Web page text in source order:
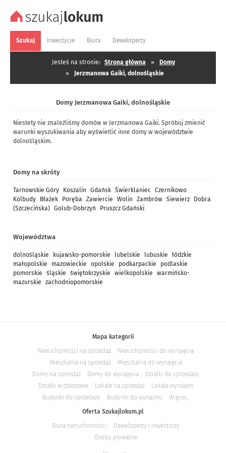
Szukaj Inwestycje Biura Deweloperzy
Jesteś na stronie: Strona główna »
Domy
»
Jerzmanowa Gaiki, dolnośląskie
Domy Jerzmanowa Gaiki, dolnośląskie
Niestety nie znaleźliśmy domów w Jerzmanowa Gaiki. Spróbuj zmienić
warunki wyszukiwania aby wyświetlić inne domy w województwie
dolnośląskim.
Domy na skróty
Tarnowskie Góry Koszalin Gdańsk Świerklaniec Czernikowo
Kolbudy
Błażek Poręba Zawiercie Wolin Zambrów Siewierz
Dobra
(Szczecińska) Golub-Dobrzyń Pruszcz Gdański
Województwa
dolnośląskie kujawsko-pomorskie lubelskie lubuskie
łódzkie
małopolskie
mazowieckie opolskie podkarpackie
podlaskie
pomorskie
śląskie świętokrzyskie wielkopolskie
warmińsko-
mazurskie
zachodniopomorskie
Mapa kategorii
Nieruchomości na sprzedaż
Nieruchomości do wynajęcia
Mieszkania na sprzedaż
Mieszkania do wynajęcia
Domy na sprzedaż
Domy do wynajęcia
Działki do sprzedaży
Działki w dzierżawe
Lokale na sprzedaż
Lokale wynajem
Budynki do sprzedaży
Budynki do wynajmu
Więcej...
Oferta Szukajlokum.pl
Biura nieruchomości
Deweloperzy i inwestorzy
Osoby prywatne